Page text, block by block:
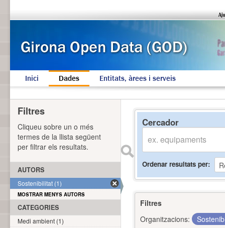
Inici Dades Entitats, àrees i serveis
Cercador
Ordenar resultats per
Filtres
Organitzacions:
Filtres
Cliqueu sobre un o més
termes de la llista següent
per filtrar els resultats.
AUTORS
Sostenibilitat (1)
MOSTRAR MENYS AUTORS
CATEGORIES
Medi ambient (1)